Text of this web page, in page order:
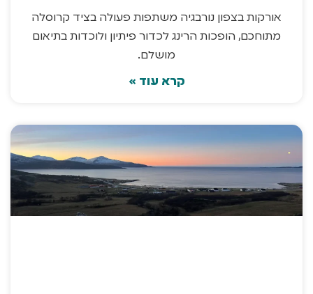
אורקות בצפון נורבגיה משתפות פעולה בציד קרוסלה
מתוחכם, הופכות הרינג לכדור פיתיון ולוכדות בתיאום
מושלם.
קרא עוד »